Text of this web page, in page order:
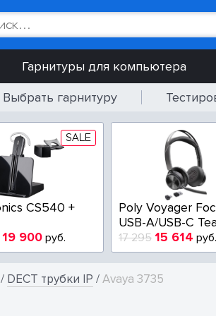
Гарнитуры для компьютера
Выбрать гарнитуру
EPOS IMPACT SC 230
9 729 6 005
Poly
9 750
/ DECT трубки IP /Avaya 3735